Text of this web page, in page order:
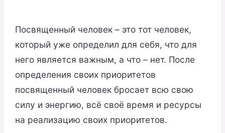
Посвященный человек – это тот человек,
который уже определил для себя, что для
него является важным, а что – нет. После
определения своих приоритетов
посвященный человек бросает всю свою
силу и энергию, всё своё время и ресурсы
на реализацию своих приоритетов.